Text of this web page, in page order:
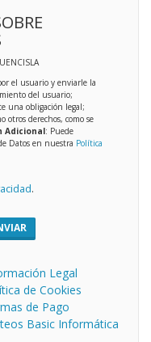
el usuario y enviarle la
del usuario;
una obligación legal;
otros derechos, como se
Adicional: Puede
Datos en nuestra Política
.
Legal
de Cookies
de Pago
Basic Informática